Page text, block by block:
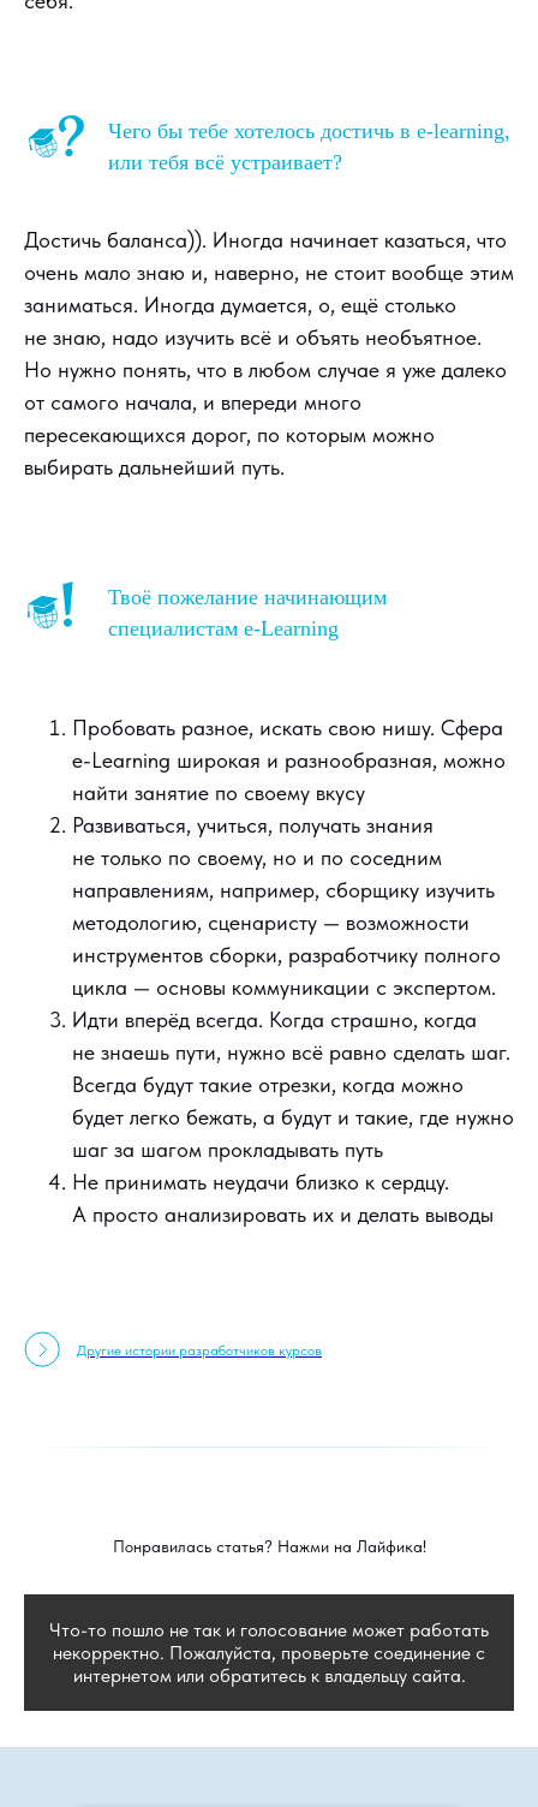
Чего бы тебе хотелось достичь в e-learning,
или тебя всё устраивает?
Достичь баланса)). Иногда начинает казаться, что
очень мало знаю и, наверно, не стоит вообще этим
заниматься. Иногда думается, о, ещё столько
не знаю, надо изучить всё и объять необъятное.
Но нужно понять, что в любом случае я уже далеко
от самого начала, и впереди много
пересекающихся дорог, по которым можно
выбирать дальнейший путь.
Твоё пожелание начинающим
специалистам e-Learning
Пробовать разное, искать свою нишу. Сфера
e-Learning широкая и разнообразная, можно
найти занятие по своему вкусу
Развиваться, учиться, получать знания
не только по своему, но и по соседним
направлениям, например, сборщику изучить
методологию, сценаристу — возможности
инструментов сборки, разработчику полного
цикла — основы коммуникации с экспертом.
Идти вперёд всегда. Когда страшно, когда
не знаешь пути, нужно всё равно сделать шаг.
Всегда будут такие отрезки, когда можно
будет легко бежать, а будут и такие, где нужно
шаг за шагом прокладывать путь
Не принимать неудачи близко к сердцу.
А просто анализировать их и делать выводы
Другие истории разработчиков курсов
Понравилась статья? Нажми на Лайфика!
Что-то пошло не так и голосование может работать
некорректно. Пожалуйста, проверьте соединение с
интернетом или обратитесь к владельцу сайта.